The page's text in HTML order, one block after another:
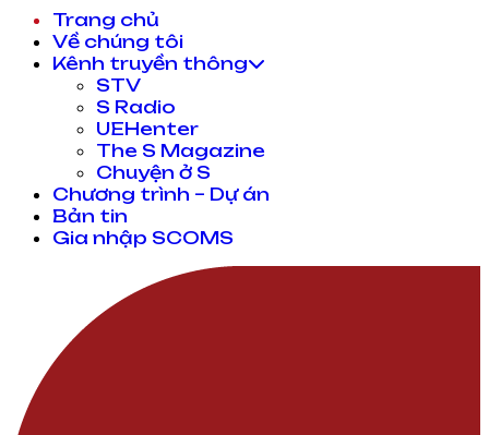
Trang chủ
Về chúng tôi
Kênh truyền thông
STV
S Radio
UEHenter
The S Magazine
Chuyện ở S
Chương trình – Dự án
Bản tin
Gia nhập SCOMS